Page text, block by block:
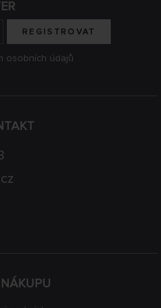
REGISTROVAT
osobních údajů